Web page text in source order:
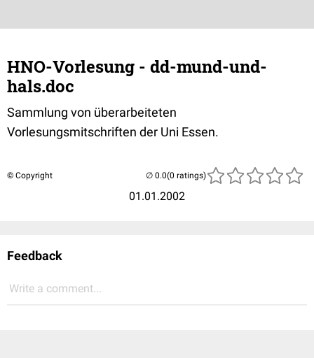
HNO-Vorlesung - dd-mund-und-
hals.doc
Sammlung von überarbeiteten
Vorlesungsmitschriften der Uni Essen.
© Copyright
01.01.2002
(0 ratings)
Feedback
Write a comment...